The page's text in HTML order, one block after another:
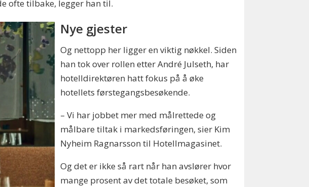
ofte tilbake, legger han til.
Nye gjester
Og nettopp her ligger en viktig nøkkel. Siden
han tok over rollen etter André Julseth, har
hotelldirektøren hatt fokus på å øke
hotellets førstegangsbesøkende.
– Vi har jobbet mer med målrettede og
målbare tiltak i markedsføringen, sier Kim
Nyheim Ragnarsson til Hotellmagasinet.
Og det er ikke så rart når han avslører hvor
mange prosent av det totale besøket, som